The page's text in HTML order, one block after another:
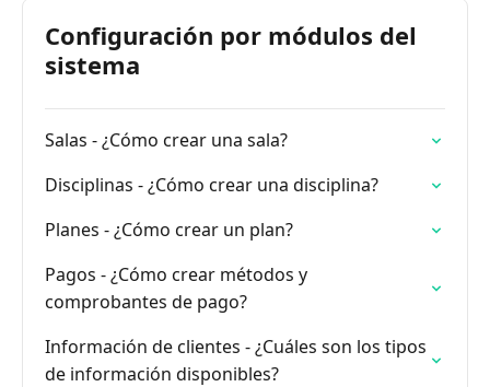
Configuración por módulos del
sistema
Salas - ¿Cómo crear una sala?
Disciplinas - ¿Cómo crear una disciplina?
Planes - ¿Cómo crear un plan?
Pagos - ¿Cómo crear métodos y
comprobantes de pago?
Información de clientes - ¿Cuáles son los tipos
de información disponibles?